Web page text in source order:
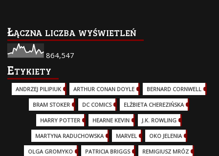
Łączna liczba wyświetleń
864,547
Etykiety
ANDRZEJ PILIPIUK (29)ARTHUR CONAN DOYLE BERNARD CORNWELL
BRAM STOKER DC COMICS (17)ELŻBIETA CHEREZIŃSKA
HARRY POTTER (13)HEARNE KEVIN J.K. ROWLING
MARTYNA RADUCHOWSKA MARVEL (32)OKO JELENIA
OLGA GROMYKO PATRICIA BRIGGS (12)REMIGIUSZ MRÓZ